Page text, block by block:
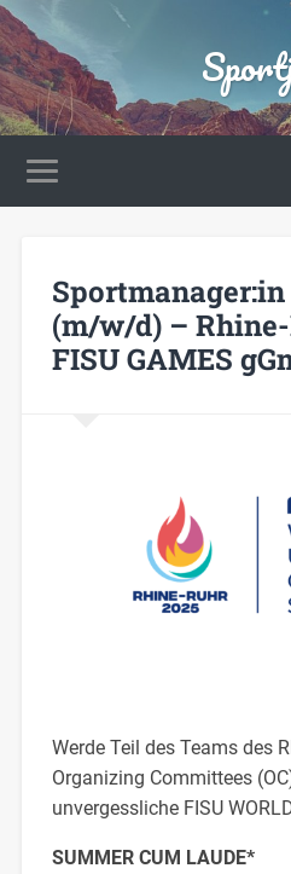
(m/w/d) –
FISU GAMES
Werde Teil des Teams des
Organizing Committees
unvergessliche FISU
SUMMER CUM LAUDE*